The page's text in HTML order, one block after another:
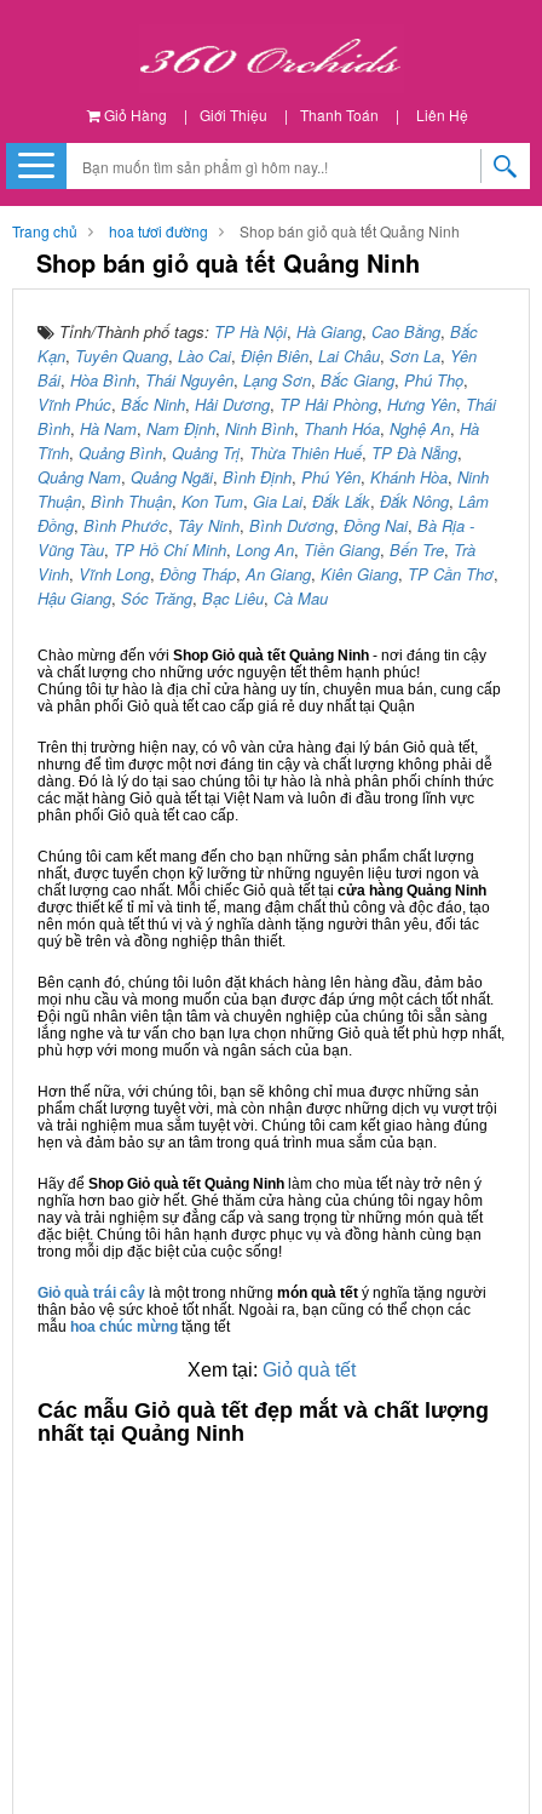
Giỏ Hàng | Giới Thiệu | Thanh Toán | Liên Hệ
Trang chủ hoa tươi đường Shop bán giỏ quà tết Quảng Ninh
Shop bán giỏ quà tết Quảng Ninh
Tỉnh/Thành phố tags: TP Hà Nội, Hà Giang, Cao Bằng, Bắc
Kạn, Tuyên Quang, Lào Cai, Điện Biên, Lai Châu, Sơn La, Yên
Bái, Hòa Bình, Thái Nguyên, Lạng Sơn, Bắc Giang, Phú Thọ,
Vĩnh Phúc, Bắc Ninh, Hải Dương, TP Hải Phòng, Hưng Yên, Thái
Bình, Hà Nam, Nam Định, Ninh Bình, Thanh Hóa, Nghệ An, Hà
Tĩnh, Quảng Bình, Quảng Trị, Thừa Thiên Huế, TP Đà Nẵng,
Quảng Nam, Quảng Ngãi, Bình Định, Phú Yên, Khánh Hòa, Ninh
Thuận, Bình Thuận, Kon Tum, Gia Lai, Đắk Lắk, Đắk Nông, Lâm
Đồng, Bình Phước, Tây Ninh, Bình Dương, Đồng Nai, Bà Rịa -
Vũng Tàu, TP Hồ Chí Minh, Long An, Tiền Giang, Bến Tre, Trà
Vinh, Vĩnh Long, Đồng Tháp,An Giang, Kiên Giang, TP Cần Thơ,
Hậu Giang, Sóc Trăng, Bạc Liêu, Cà Mau
Chào mừng đến với Shop Giỏ quà tết Quảng Ninh - nơi đáng tin cậy
và chất lượng cho những ước nguyện tết thêm hạnh phúc!
Chúng tôi tự hào là địa chỉ cửa hàng uy tín, chuyên mua bán, cung cấp
và phân phối Giỏ quà tết cao cấp giá rẻ duy nhất tại Quận
Trên thị trường hiện nay, có vô vàn cửa hàng đại lý bán Giỏ quà tết,
nhưng để tìm được một nơi đáng tin cậy và chất lượng không phải dễ
dàng. Đó là lý do tại sao chúng tôi tự hào là nhà phân phối chính thức
các mặt hàng Giỏ quà tết tại Việt Nam và luôn đi đầu trong lĩnh vực
phân phối Giỏ quà tết cao cấp.
Chúng tôi cam kết mang đến cho bạn những sản phẩm chất lượng
nhất, được tuyển chọn kỹ lưỡng từ những nguyên liệu tươi ngon và
chất lượng cao nhất. Mỗi chiếc Giỏ quà tết tại cửa hàng Quảng Ninh
được thiết kế tỉ mỉ và tinh tế, mang đậm chất thủ công và độc đáo, tạo
nên món quà tết thú vị và ý nghĩa dành tặng người thân yêu, đối tác
quý bề trên và đồng nghiệp thân thiết.
Bên cạnh đó, chúng tôi luôn đặt khách hàng lên hàng đầu, đảm bảo
mọi nhu cầu và mong muốn của bạn được đáp ứng một cách tốt nhất.
Đội ngũ nhân viên tận tâm và chuyên nghiệp của chúng tôi sẵn sàng
lắng nghe và tư vấn cho bạn lựa chọn những Giỏ quà tết phù hợp nhất,
phù hợp với mong muốn và ngân sách của bạn.
Hơn thế nữa, với chúng tôi, bạn sẽ không chỉ mua được những sản
phẩm chất lượng tuyệt vời, mà còn nhận được những dịch vụ vượt trội
và trải nghiệm mua sắm tuyệt vời. Chúng tôi cam kết giao hàng đúng
hẹn và đảm bảo sự an tâm trong quá trình mua sắm của bạn.
Hãy để Shop Giỏ quà tết Quảng Ninh làm cho mùa tết này trở nên ý
nghĩa hơn bao giờ hết. Ghé thăm cửa hàng của chúng tôi ngay hôm
nay và trải nghiệm sự đẳng cấp và sang trọng từ những món quà tết
đặc biệt. Chúng tôi hân hạnh được phục vụ và đồng hành cùng bạn
trong mỗi dịp đặc biệt của cuộc sống!
Giỏ quà trái cây là một trong những món quà tết ý nghĩa tặng người
thân bảo vệ sức khoẻ tốt nhất. Ngoài ra, bạn cũng có thể chọn các
mẫu hoa chúc mừng tặng tết
Xem tại: Giỏ quà tết
Các mẫu Giỏ quà tết đẹp mắt và chất lượng
nhất tại Quảng Ninh